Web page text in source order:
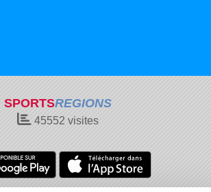
SPORTSREGIONS
45552 visites